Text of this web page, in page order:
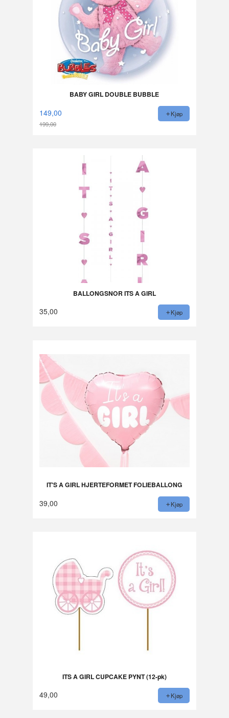
BABY GIRL DOUBLE BUBBLE
149,00
199,00
Kjøp
BALLONGSNOR ITS A GIRL
35,00 Kjøp
IT'S A GIRL HJERTEFORMET FOLIEBALLONG
39,00 Kjøp
ITS A GIRL CUPCAKE PYNT (12-pk)
49,00 Kjøp